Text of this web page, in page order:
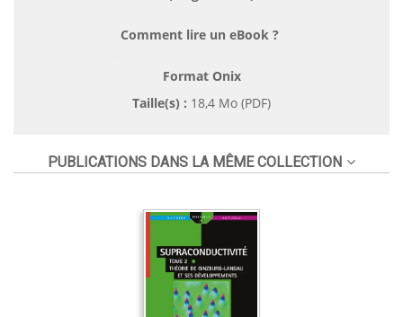
Comment lire un eBook ?
Format Onix
Taille(s) : 18,4 Mo (PDF)
PUBLICATIONS DANS LA MÊME COLLECTION